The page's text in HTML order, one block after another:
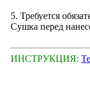
5. Требуется
Сушка перед
ИНСТРУКЦИЯ: